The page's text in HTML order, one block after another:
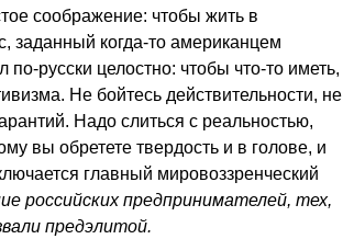
соображение: чтобы жить в
заданный когда-то американцем
русски целостно: чтобы что-то иметь,
Не бойтесь действительности, не
Надо слиться с реальностью,
вы обретете твердость и в голове, и
главный мировоззренческий
российских предпринимателей, тех,
предэлитой.